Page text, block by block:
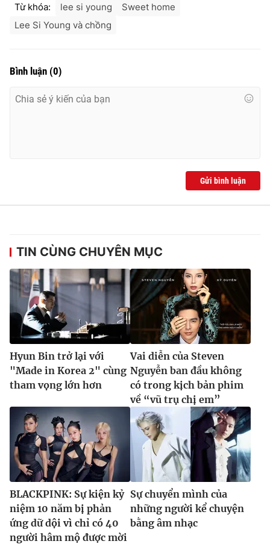
Từ khóa: lee si young
Sweet home
Lee Si Young và chồng
Bình luận (0)
Gửi bình luận
TIN CÙNG CHUYÊN MỤC
Hyun Bin trở lại với
"Made in Korea 2" cùng
tham vọng lớn hơn
Vai diễn của Steven
Nguyễn ban đầu không
có trong kịch bản phim
về “vũ trụ chị em”
BLACKPINK: Sự kiện kỷ
niệm 10 năm bị phản
ứng dữ dội vì chỉ có 40
người hâm mộ được mời
Sự chuyển mình của
những người kể chuyện
bằng âm nhạc